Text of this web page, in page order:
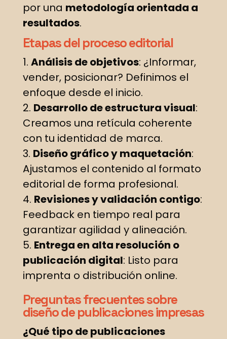
por una metodología orientada a
resultados.
Etapas del proceso editorial
Análisis de objetivos: ¿Informar,
vender, posicionar? Definimos el
enfoque desde el inicio.
Desarrollo de estructura visual:
Creamos una retícula coherente
con tu identidad de marca.
Diseño gráfico y maquetación:
Ajustamos el contenido al formato
editorial de forma profesional.
Revisiones y validación contigo:
Feedback en tiempo real para
garantizar agilidad y alineación.
Entrega en alta resolución o
publicación digital: Listo para
imprenta o distribución online.
Preguntas frecuentes sobre
diseño de publicaciones impresas
¿Qué tipo de publicaciones